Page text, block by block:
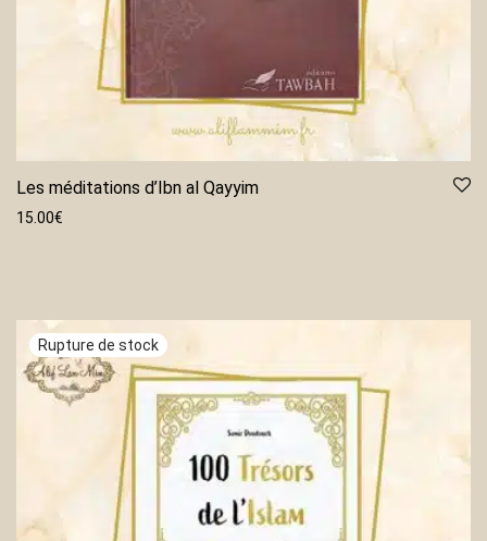
Les méditations d’Ibn al Qayyim
15.00€